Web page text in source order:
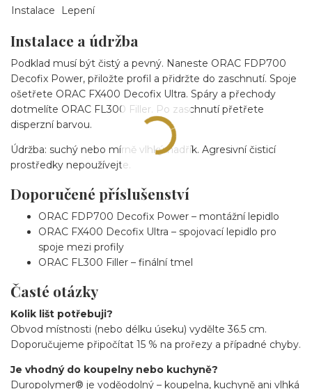
Instalace
Lepení
Instalace a údržba
Podklad musí být čistý a pevný. Naneste ORAC FDP700
Decofix Power, přiložte profil a přidržte do zaschnutí. Spoje
ošetřete ORAC FX400 Decofix Ultra. Spáry a přechody
dotmelíte ORAC FL300 Filler. Po zaschnutí přetřete
disperzní barvou.
Údržba: suchý nebo mírně vlhký hadřík. Agresivní čisticí
prostředky nepoužívejte.
Doporučené příslušenství
ORAC FDP700 Decofix Power – montážní lepidlo
ORAC FX400 Decofix Ultra – spojovací lepidlo pro
spoje mezi profily
ORAC FL300 Filler – finální tmel
Časté otázky
Kolik lišt potřebuji?
Obvod místnosti (nebo délku úseku) vydělte 36.5 cm.
Doporučujeme připočítat 15 % na prořezy a případné chyby.
Je vhodný do koupelny nebo kuchyně?
Duropolymer® je voděodolný – koupelna, kuchyně ani vlhká